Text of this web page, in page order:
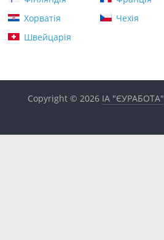
Хорватія
Чехія
Швейцарія
Copyright © 2026 ІА "ЄУРАБОТА"